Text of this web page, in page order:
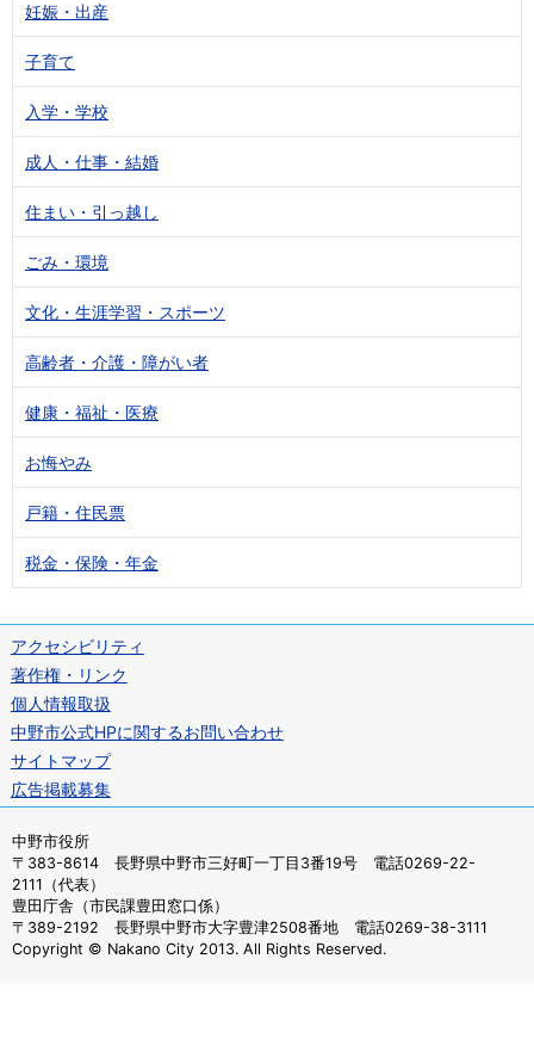
妊娠・出産
子育て
入学・学校
成人・仕事・結婚
住まい・引っ越し
ごみ・環境
文化・生涯学習・スポーツ
高齢者・介護・障がい者
健康・福祉・医療
お悔やみ
戸籍・住民票
税金・保険・年金
アクセシビリティ
著作権・リンク
個人情報取扱
中野市公式HPに関するお問い合わせ
サイトマップ
広告掲載募集
中野市役所
〒383-8614 長野県中野市三好町一丁目3番19号 電話0269-22-
2111（代表）
豊田庁舎（市民課豊田窓口係）
〒389-2192 長野県中野市大字豊津2508番地 電話0269-38-3111
Copyright © Nakano City 2013. All Rights Reserved.